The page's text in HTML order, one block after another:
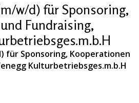
w/d) für Sponsoring,
Fundraising,
für Sponsoring, Kooperationen
Kulturbetriebsges.m.b.H